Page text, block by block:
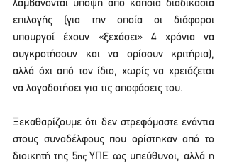
λαμβάνονται υπόψη από κάποια διαδικασία
επιλογής (για την οποία οι διάφοροι
υπουργοί έχουν «ξεχάσει» 4 χρόνια να
συγκροτήσουν και να ορίσουν κριτήρια),
αλλά όχι από τον ίδιο, χωρίς να χρειάζεται
να λογοδοτήσει για τις αποφάσεις του.
Ξεκαθαρίζουμε ότι δεν στρεφόμαστε ενάντια
στους συναδέλφους που ορίστηκαν από το
διοικητή της 5ης ΥΠΕ ως υπεύθυνοι, αλλά η